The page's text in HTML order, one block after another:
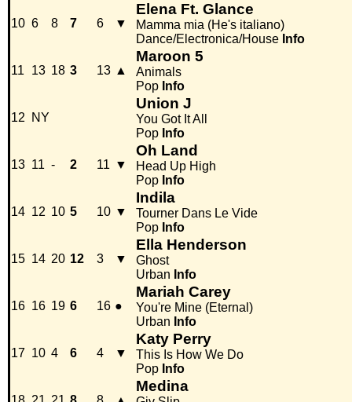
10 6 8 7 6 ▼
Elena Ft. Glance
Mamma mia (He's italiano)
Dance/Electronica/House Info
11 13 18 3 13 ▲
Maroon 5
Animals
Pop Info
12 NY
Union J
You Got It All
Pop Info
13 11 - 2 11 ▼
Oh Land
Head Up High
Pop Info
14 12 10 5 10 ▼
Indila
Tourner Dans Le Vide
Pop Info
15 14 20 12 3 ▼
Ella Henderson
Ghost
Urban Info
16 16 19 6 16 ●
Mariah Carey
You're Mine (Eternal)
Urban Info
17 10 4 6 4 ▼
Katy Perry
This Is How We Do
Pop Info
Medina